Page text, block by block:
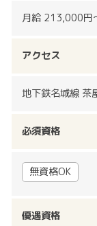
月給 213,000円
アクセス
地下鉄名城線 茶
必須資格
無資格OK
優遇資格